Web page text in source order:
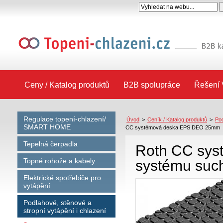
Ceny / Katalog produktů B2B spolupráce Řešení
Regulace topení-chlazení/
SMART HOME
Tepelná čerpadla
Topné rohože a kabely
Elektrické spotřebiče pro
vytápění
Podlahové, stěnové a
stropní vytápění i chlazení
Úvod > Ceník / Katalog produktů >
CC systémová deska EPS DEO 25mm
Roth CC
systému